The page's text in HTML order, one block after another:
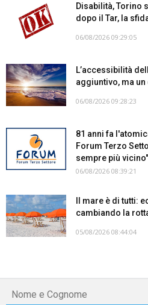
Disabilità, Torino
dopo il Tar, la
06/08/2026 09:29:05
L’accessibilità
aggiuntivo, ma
06/08/2026 09:28:23
81 anni fa
Forum Terzo
sempre più vicino"
06/08/2026 08:39:21
Il mare è di tutti:
cambiando la
05/08/2026 08:44:04